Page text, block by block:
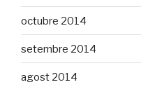
octubre 2014
setembre 2014
agost 2014